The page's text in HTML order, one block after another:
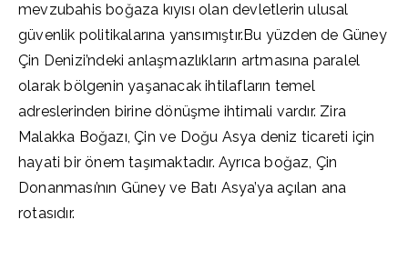
mevzubahis boğaza kıyısı olan devletlerin ulusal
güvenlik politikalarına yansımıştır.Bu yüzden de Güney
Çin Denizi’ndeki anlaşmazlıkların artmasına paralel
olarak bölgenin yaşanacak ihtilafların temel
adreslerinden birine dönüşme ihtimali vardır. Zira
Malakka Boğazı, Çin ve Doğu Asya deniz ticareti için
hayati bir önem taşımaktadır. Ayrıca boğaz, Çin
Donanması’nın Güney ve Batı Asya’ya açılan ana
rotasıdır.